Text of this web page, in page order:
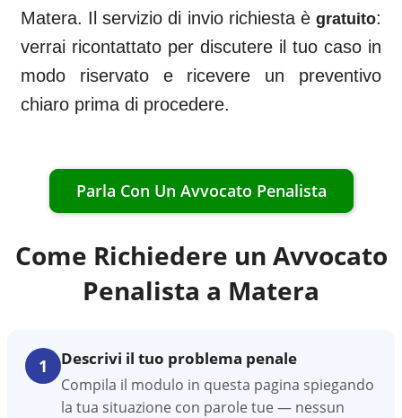
Matera. Il servizio di invio richiesta è gratuito:
verrai ricontattato per discutere il tuo caso in
modo riservato e ricevere un preventivo
chiaro prima di procedere.
Parla Con Un Avvocato Penalista
Come Richiedere un Avvocato
Penalista a Matera
1 Descrivi il tuo problema penale
Compila il modulo in questa pagina spiegando
la tua situazione con parole tue — nessun